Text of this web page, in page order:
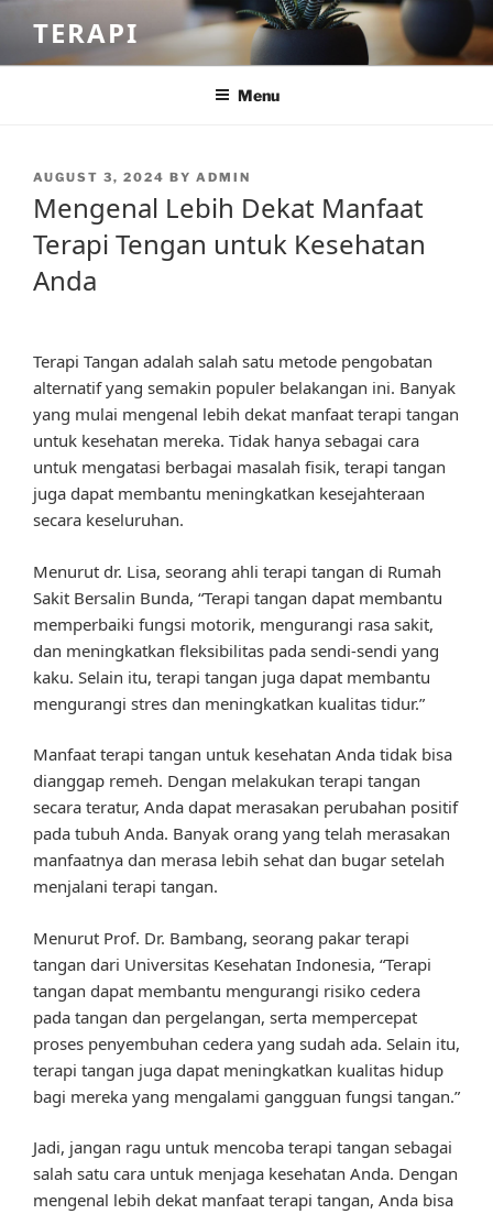
content
TERAPI
Menu
POSTED
AUGUST 3, 2024 BY ADMIN
Mengenal Lebih Dekat Manfaat
Terapi Tengan untuk Kesehatan
Anda
Terapi Tangan adalah salah satu metode pengobatan
alternatif yang semakin populer belakangan ini. Banyak
yang mulai mengenal lebih dekat manfaat terapi tangan
untuk kesehatan mereka. Tidak hanya sebagai cara
untuk mengatasi berbagai masalah fisik, terapi tangan
juga dapat membantu meningkatkan kesejahteraan
secara keseluruhan.
Menurut dr. Lisa, seorang ahli terapi tangan di Rumah
Sakit Bersalin Bunda, “Terapi tangan dapat membantu
memperbaiki fungsi motorik, mengurangi rasa sakit,
dan meningkatkan fleksibilitas pada sendi-sendi yang
kaku. Selain itu, terapi tangan juga dapat membantu
mengurangi stres dan meningkatkan kualitas tidur.”
Manfaat terapi tangan untuk kesehatan Anda tidak bisa
dianggap remeh. Dengan melakukan terapi tangan
secara teratur, Anda dapat merasakan perubahan positif
pada tubuh Anda. Banyak orang yang telah merasakan
manfaatnya dan merasa lebih sehat dan bugar setelah
menjalani terapi tangan.
Menurut Prof. Dr. Bambang, seorang pakar terapi
tangan dari Universitas Kesehatan Indonesia, “Terapi
tangan dapat membantu mengurangi risiko cedera
pada tangan dan pergelangan, serta mempercepat
proses penyembuhan cedera yang sudah ada. Selain itu,
terapi tangan juga dapat meningkatkan kualitas hidup
bagi mereka yang mengalami gangguan fungsi tangan.”
Jadi, jangan ragu untuk mencoba terapi tangan sebagai
salah satu cara untuk menjaga kesehatan Anda. Dengan
mengenal lebih dekat manfaat terapi tangan, Anda bisa